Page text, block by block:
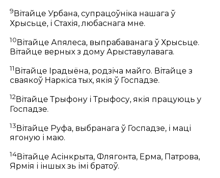
9 Вітайце Урбана, супрацоўніка нашага ў
Хрысьце, і Стахія, любаснага мне.
10Вітайце Апялеса, выпрабаванага ў Хрысьце.
Вітайце верных з дому Арыставулавага.
11 Вітайце Ірадыёна, родзіча майго. Вітайце з
сваякоў Наркіса тых, якія ў Госпадзе.
12Вітайце Трыфону і Трыфосу, якія працуюць у
Госпадзе.
13Вітайце Руфа, выбранага ў Госпадзе, і маці
ягоную і маю.
14Вітайце Асінкрыта, Флягонта, Ерма, Патрова,
Ярмія і іншых зь імі братоў.